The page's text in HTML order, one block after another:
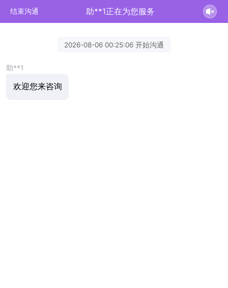
结束沟通 助**1正在为您服务
2026-08-06 00:25:06 开始沟通
助**1
欢迎您来咨询